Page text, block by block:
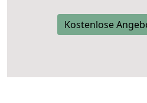
Kostenlose